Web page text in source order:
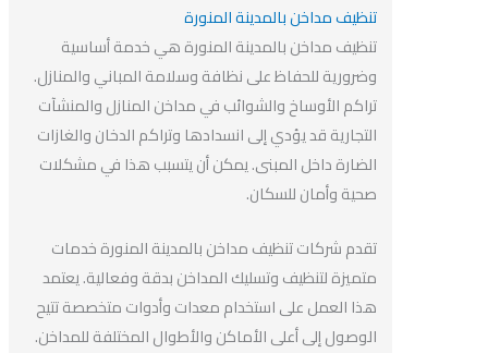
تنظيف مداخن بالمدينة المنورة
تنظيف مداخن بالمدينة المنورة هي خدمة أساسية
وضرورية للحفاظ على نظافة وسلامة المباني والمنازل.
تراكم الأوساخ والشوائب في مداخن المنازل والمنشآت
التجارية قد يؤدي إلى انسدادها وتراكم الدخان والغازات
الضارة داخل المبنى. يمكن أن يتسبب هذا في مشكلات
صحية وأمان للسكان.
تقدم شركات تنظيف مداخن بالمدينة المنورة خدمات
متميزة لتنظيف وتسليك المداخن بدقة وفعالية. يعتمد
هذا العمل على استخدام معدات وأدوات متخصصة تتيح
الوصول إلى أعلى الأماكن والأطوال المختلفة للمداخن.